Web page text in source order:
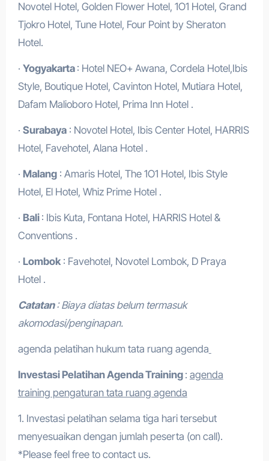
Novotel Hotel, Golden Flower Hotel, 1O1 Hotel, Grand
Tjokro Hotel, Tune Hotel, Four Point by Sheraton
Hotel.
· Yogyakarta : Hotel NEO+ Awana, Cordela Hotel,Ibis
Style, Boutique Hotel, Cavinton Hotel, Mutiara Hotel,
Dafam Malioboro Hotel, Prima Inn Hotel .
· Surabaya: Novotel Hotel, Ibis Center Hotel, HARRIS
Hotel, Favehotel, Alana Hotel .
· Malang: Amaris Hotel, The 1O1 Hotel, Ibis Style
Hotel, El Hotel, Whiz Prime Hotel .
· Bali : Ibis Kuta, Fontana Hotel, HARRIS Hotel &
Conventions .
· Lombok: Favehotel, Novotel Lombok, D Praya
Hotel .
Catatan: Biaya diatas belum termasuk
akomodasi/penginapan.
agenda pelatihan hukum tata ruang agenda
Investasi PelatihanAgenda Training : agenda
training pengaturan tata ruang agenda
1. Investasi pelatihan selama tiga hari tersebut
menyesuaikan dengan jumlah peserta (on call).
*Please feel free to contact us.